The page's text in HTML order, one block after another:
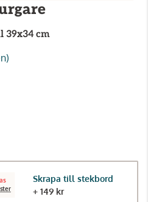
39x34 cm
Skrapa till stekbord
+ 149 kr